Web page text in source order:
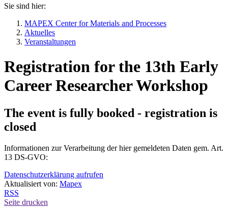
Sie sind hier:
MAPEX Center for Materials and Processes
Aktuelles
Veranstaltungen
Registration for the 13th Early
Career Researcher Workshop
The event is fully booked - registration is
closed
Informationen zur Verarbeitung der hier gemeldeten Daten gem. Art.
13 DS-GVO:
Datenschutzerklärung aufrufen
Aktualisiert von: Mapex
RSS
Seite drucken